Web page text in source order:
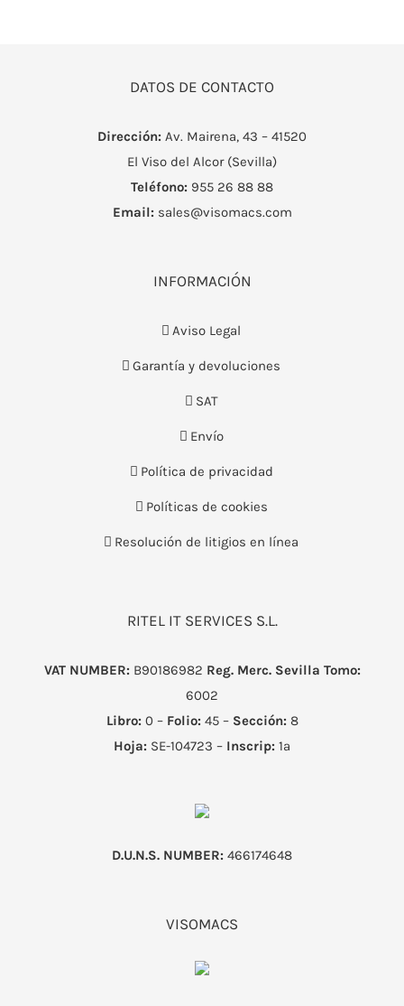
DATOS DE CONTACTO
Dirección: Av. Mairena, 43 – 41520
El Viso del Alcor (Sevilla)
Teléfono: 955 26 88 88
Email:sales@visomacs.com
INFORMACIÓN
Aviso Legal
Garantía y devoluciones
SAT
Envío
Política de privacidad
Políticas de cookies
Resolución de litigios en línea
RITEL IT SERVICES S.L.
VAT NUMBER:B90186982 Reg. Merc. Sevilla Tomo:
6002
Libro:0 – Folio:45 – Sección:8
Hoja: SE-104723 – Inscrip: 1ª
D.U.N.S. NUMBER: 466174648
VISOMACS